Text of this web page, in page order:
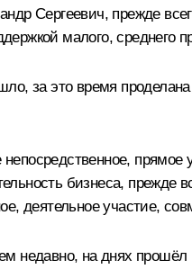
Сергеевич, прежде
малого, среднего
за это время
прямое
бизнеса, прежде
деятельное участие,
недавно, на днях